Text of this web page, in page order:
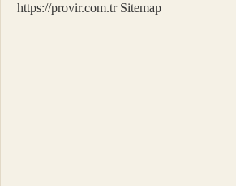
https://provir.com.tr Sitemap